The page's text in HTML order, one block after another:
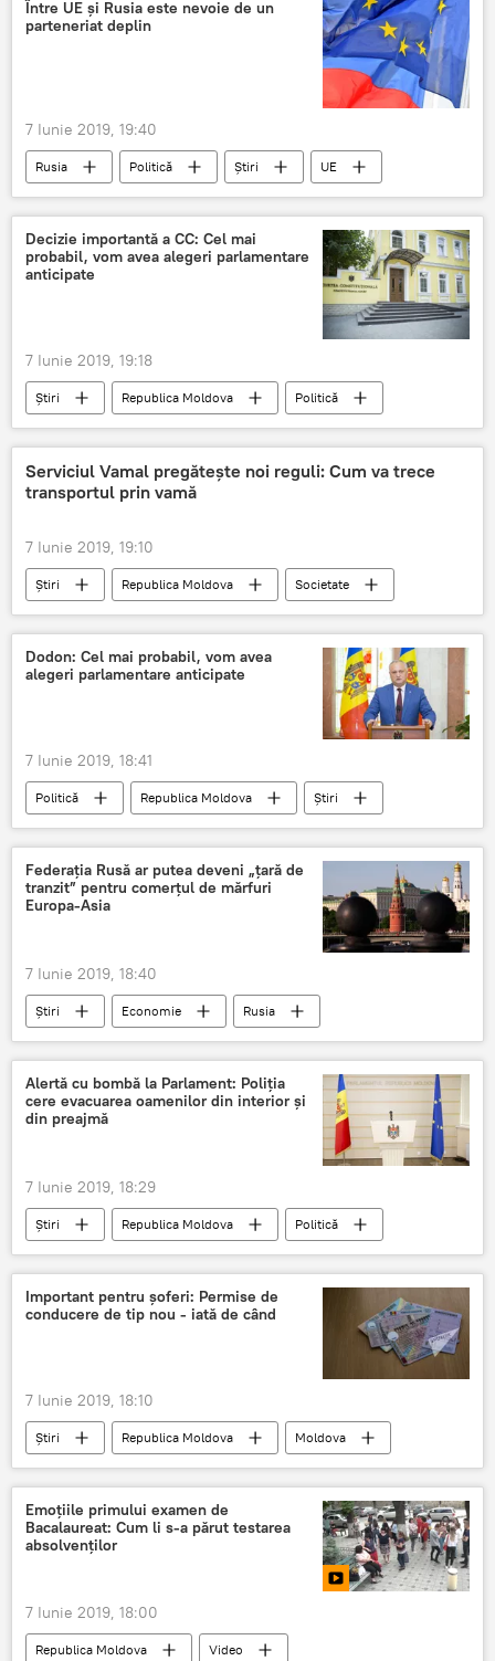
Între UE și Rusia este nevoie de un
parteneriat deplin
7 Iunie 2019, 19:40
Rusia Politică Știri
UE
Rusia
parteneriat
Relații internaționale
Decizie importantă a CC: Cel mai
probabil, vom avea alegeri parlamentare
anticipate
7 Iunie 2019, 19:18
Știri Republica Moldova
Politică
decizie
Curtea Constitutionala
alegeri
parlametnare anticipate
Serviciul Vamal pregătește noi reguli: Cum va trece
transportul prin vamă
7 Iunie 2019, 19:10
Știri Republica Moldova
Societate
Serviciul Vamal
reguli
transport
Vama
Dodon: Cel mai probabil, vom avea
alegeri parlamentare anticipate
7 Iunie 2019, 18:41
Politică Republica Moldova Știri
Federația Rusă ar putea deveni „țară de
tranzit” pentru comerțul de mărfuri
Europa-Asia
7 Iunie 2019, 18:40
Știri Economie
Rusia
Rusia
declaratie
tranzit
marfuri
Europa Asia
Alertă cu bombă la Parlament: Poliția
cere evacuarea oamenilor din interior și
din preajmă
7 Iunie 2019, 18:29
Știri Republica Moldova Politică
Important pentru șoferi: Permise de
conducere de tip nou - iată de când
7 Iunie 2019, 18:10
Știri Republica Moldova
Moldova
soferi
permis de conducere
Informații
Emoțiile primului examen de
Bacalaureat: Cum li s-a părut testarea
absolvenților
7 Iunie 2019, 18:00
Republica Moldova Video